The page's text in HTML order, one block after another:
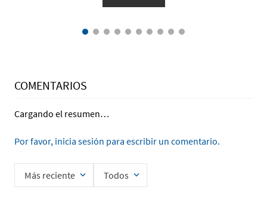
COMENTARIOS
Cargando el resumen…
Por favor, inicia sesión para escribir un comentario.
Más reciente Todos